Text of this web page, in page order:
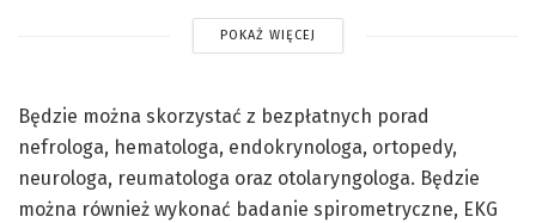
POKAŻ WIĘCEJ
Będzie można skorzystać z bezpłatnych porad
nefrologa, hematologa, endokrynologa, ortopedy,
neurologa, reumatologa oraz otolaryngologa. Będzie
można również wykonać badanie spirometryczne, EKG